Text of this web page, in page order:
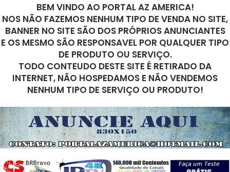
BEM VINDO AO PORTAL AZ AMERICA!
NOS NÃO FAZEMOS NENHUM TIPO DE VENDA NO SITE,
BANNER NO SITE SÃO DOS PRÓPRIOS ANUNCIANTES
E OS MESMO SÃO RESPONSAVEL POR QUALQUER TIPO
DE PRODUTO OU SERVIÇO.
TODO CONTEUDO DESTE SITE É RETIRADO DA
INTERNET, NÃO HOSPEDAMOS E NÃO VENDEMOS
NENHUM TIPO DE SERVIÇO OU PRODUTO!